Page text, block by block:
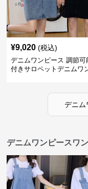
¥9,020 (税込)
デニムワンピース 調節可
付きサロペットデニムワ
デニム
デニムワンピースワ